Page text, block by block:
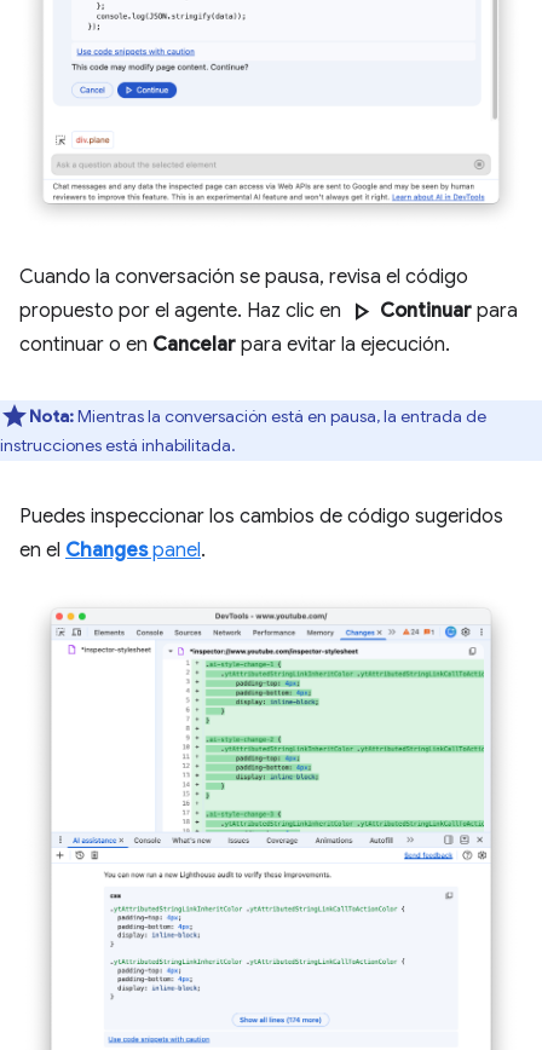
Cuando la conversación se pausa, revisa el código
propuesto por el agente. Haz clic en
play_arrow Continuar para
continuar o en Cancelar para evitar la ejecución.
Nota:Mientras la conversación está en pausa, la entrada de
instrucciones está inhabilitada.
Puedes inspeccionar los cambios de código sugeridos
en el Changespanel.